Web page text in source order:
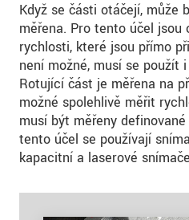
Když se části otáčejí, může
měřena. Pro tento účel jsou
rychlosti, které jsou přímo
není možné, musí se použít
Rotující část je měřena na
možné spolehlivě měřit
musí být měřeny
tento účel se používají
kapacitní a laserové